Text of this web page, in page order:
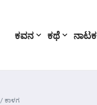
ಕವನ ಕಥೆ ನಾಟಕ
/ಕಾಳಗ